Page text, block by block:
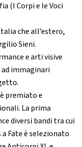
(I Corpi e le Voci
che all’estero,
Sieni.
e arti visive
immaginari
premiato e
La prima
diversi bandi tra cui
a Fate è selezionato